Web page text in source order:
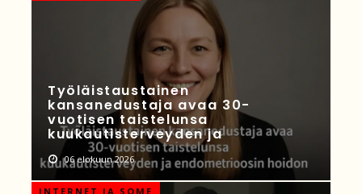
Työläistaustainen
kansanedustaja avaa 30-
vuotisen taistelunsa
kuukautisterveyden ja
06 elokuun 2026
INTERNET JA SOME